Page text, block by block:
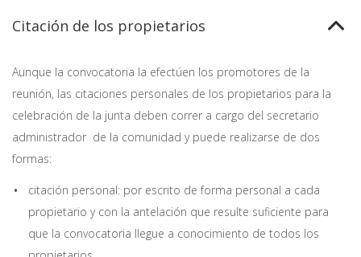
Citación de los propietarios
Aunque la convocatoria la efectúen los promotores de la
reunión, las citaciones personales de los propietarios para la
celebración de la junta deben correr a cargo del secretario
administrador de la comunidad y puede realizarse de dos
formas:
citación personal: por escrito de forma personal a cada
propietario y con la antelación que resulte suficiente para
que la convocatoria llegue a conocimiento de todos los